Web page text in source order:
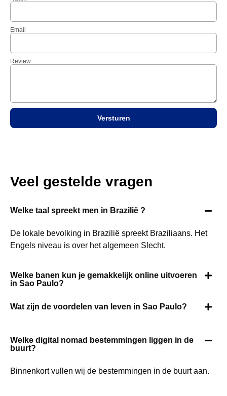
Email
Review
Versturen
Veel gestelde vragen
Welke taal spreekt men in Brazilië ?
De lokale bevolking in Brazilië spreekt Braziliaans. Het
Engels niveau is over het algemeen Slecht.
Welke banen kun je gemakkelijk online uitvoeren
in Sao Paulo?
Wat zijn de voordelen van leven in Sao Paulo?
Welke digital nomad bestemmingen liggen in de
buurt?
Binnenkort vullen wij de bestemmingen in de buurt aan.